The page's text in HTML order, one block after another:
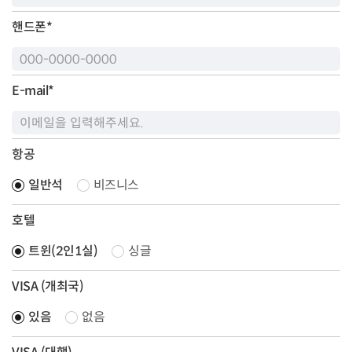
핸드폰*
E-mail*
항공
일반석
비즈니스
호텔
트윈(2인1실)
싱글
VISA (개최국)
있음
없음